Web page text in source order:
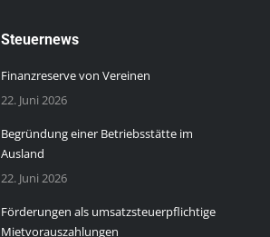
Steuernews
Finanzreserve von Vereinen
22. Juni 2026
Begründung einer Betriebsstätte im
Ausland
22. Juni 2026
Förderungen als umsatzsteuerpflichtige
Mietvorauszahlungen